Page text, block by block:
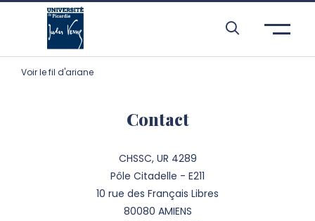
Aller à l’entête de page
Aller au menu principale
Aller au contenu principal
Aller à la recherche
Passer aux cookies
Aller au pied de page
Voir le fil d'ariane
Contact
CHSSC, UR 4289
Pôle Citadelle - E211
10 rue des Français Libres
80080 AMIENS